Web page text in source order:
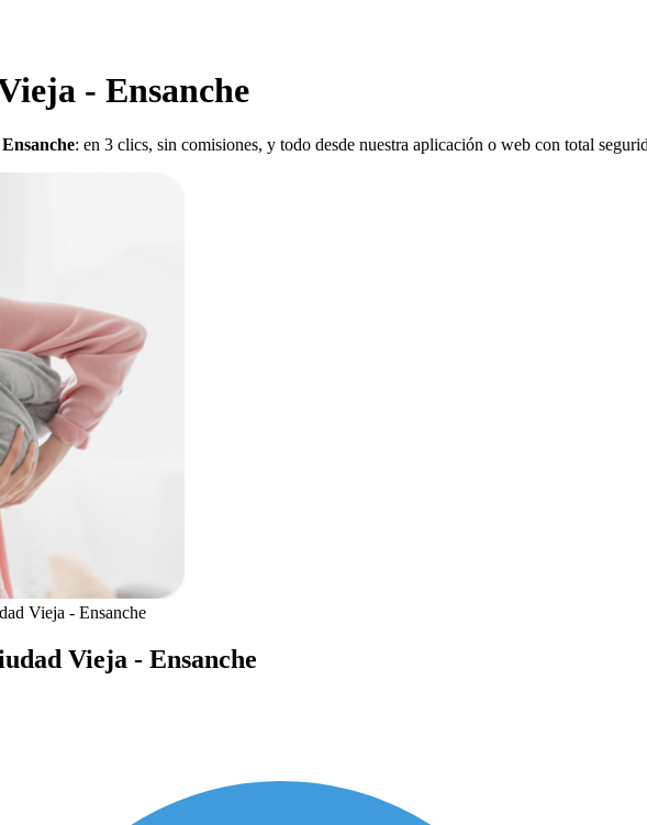
- Ensanche
: en 3 clics, sin comisiones, y todo desde nuestra aplicación o web con total
Vieja - Ensanche
Vieja - Ensanche